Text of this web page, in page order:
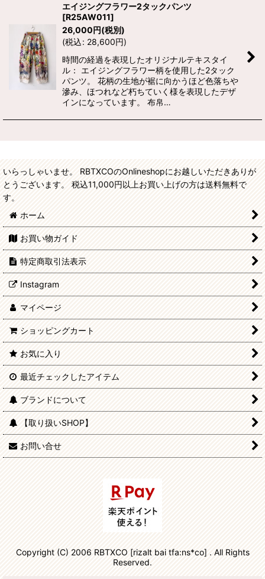
エイジングフラワー2タックパンツ
[R25AW011]
26,000円(税別)
(税込: 28,600円)
時間の経過を表現したオリジナルテキスタイ
ル： エイジングフラワー柄を使用した2タック
パンツ。 花柄の生地が裾に向かうほど色落ちや
滲み、ほつれなど朽ちていく様を表現したデザ
インになっています。 布帛…
いらっしゃいませ。 RBTXCOのOnlineshopにお越しいただきありが
とうございます。 税込11,000円以上お買い上げの方は送料無料で
す。
ホーム
お買い物ガイド
特定商取引法表示
Instagram
マイページ
ショッピングカート
お気に入り
最近チェックしたアイテム
ブランドについて
【取り扱いSHOP】
お問い合せ
Copyright (C) 2006 RBTXCO [rizalt bai tfa:ns*co] . All Rights
Reserved.